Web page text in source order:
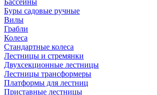
Бассейны
Буры садовые ручные
Вилы
Грабли
Колеса
Стандартные колеса
Лестницы и стремянки
Двухсекционные лестницы
Лестницы трансформеры
Платформы для лестниц
Приставные лестницы